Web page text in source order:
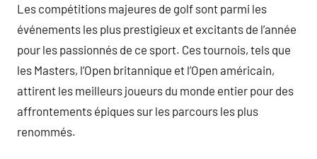
Les compétitions majeures de golf sont parmi les
événements les plus prestigieux et excitants de l’année
pour les passionnés de ce sport. Ces tournois, tels que
les Masters, l’Open britannique et l’Open américain,
attirent les meilleurs joueurs du monde entier pour des
affrontements épiques sur les parcours les plus
renommés.